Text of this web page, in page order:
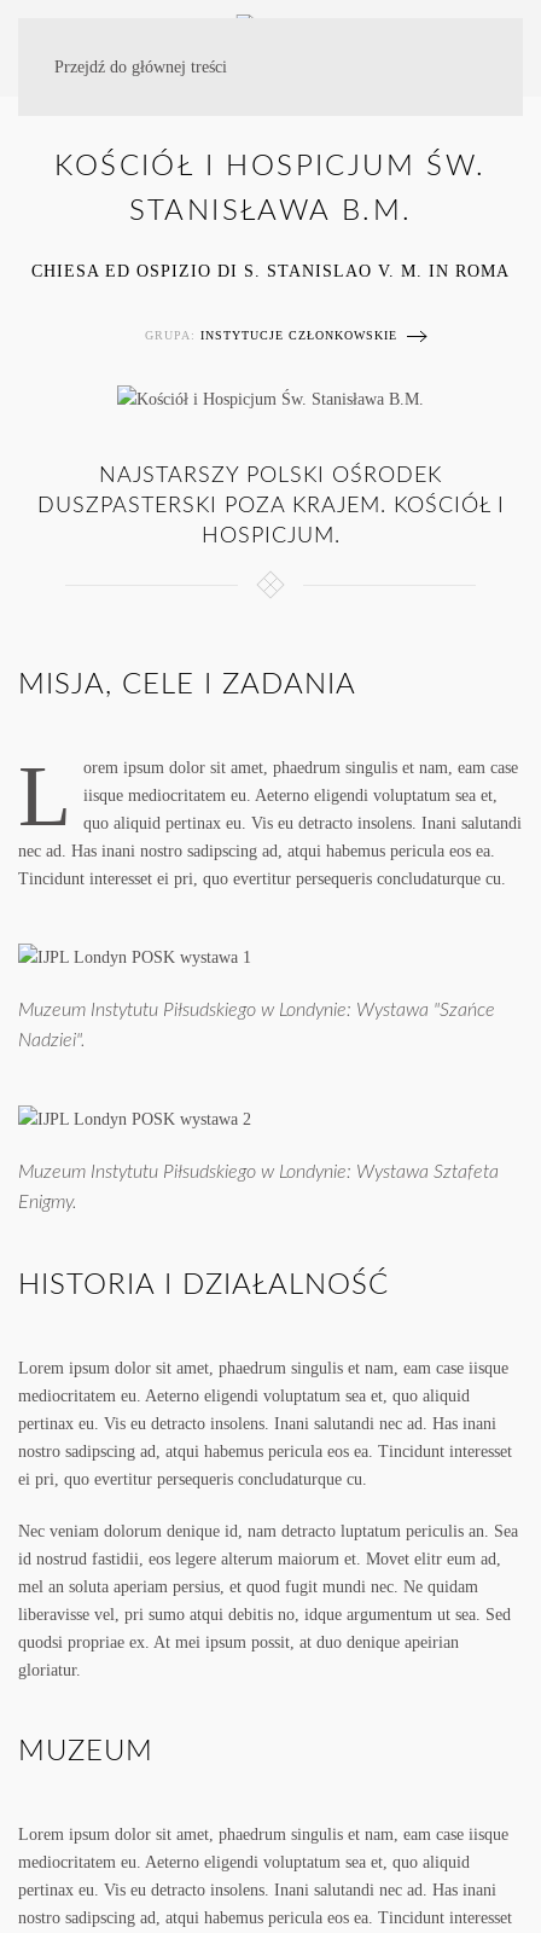
Przejdź do głównej treści
KOŚCIÓŁ I HOSPICJUM ŚW.
STANISŁAWA B.M.
CHIESA ED OSPIZIO DI S. STANISLAO V. M. IN ROMA
GRUPA: INSTYTUCJE CZŁONKOWSKIE
NAJSTARSZY POLSKI OŚRODEK
DUSZPASTERSKI POZA KRAJEM. KOŚCIÓŁ I
HOSPICJUM.
MISJA, CELE I ZADANIA
L
orem ipsum dolor sit amet, phaedrum singulis et nam, eam case
iisque mediocritatem eu. Aeterno eligendi voluptatum sea et,
quo aliquid pertinax eu. Vis eu detracto insolens. Inani salutandi
nec ad. Has inani nostro sadipscing ad, atqui habemus pericula eos ea.
Tincidunt interesset ei pri, quo evertitur persequeris concludaturque cu.
Muzeum Instytutu Piłsudskiego w Londynie: Wystawa "Szańce
Nadziei".
Muzeum Instytutu Piłsudskiego w Londynie: Wystawa Sztafeta
Enigmy.
HISTORIA I DZIAŁALNOŚĆ
Lorem ipsum dolor sit amet, phaedrum singulis et nam, eam case iisque
mediocritatem eu. Aeterno eligendi voluptatum sea et, quo aliquid
pertinax eu. Vis eu detracto insolens. Inani salutandi nec ad. Has inani
nostro sadipscing ad, atqui habemus pericula eos ea. Tincidunt interesset
ei pri, quo evertitur persequeris concludaturque cu.
Nec veniam dolorum denique id, nam detracto luptatum periculis an. Sea
id nostrud fastidii, eos legere alterum maiorum et. Movet elitr eum ad,
mel an soluta aperiam persius, et quod fugit mundi nec. Ne quidam
liberavisse vel, pri sumo atqui debitis no, idque argumentum ut sea. Sed
quodsi propriae ex. At mei ipsum possit, at duo denique apeirian
gloriatur.
MUZEUM
Lorem ipsum dolor sit amet, phaedrum singulis et nam, eam case iisque
mediocritatem eu. Aeterno eligendi voluptatum sea et, quo aliquid
pertinax eu. Vis eu detracto insolens. Inani salutandi nec ad. Has inani
nostro sadipscing ad, atqui habemus pericula eos ea. Tincidunt interesset